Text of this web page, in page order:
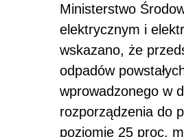
Ministerstwo
elektrycznym i
wskazano, że
odpadów
wprowadzonego w
rozporządzenia do
poziomie 25 proc.